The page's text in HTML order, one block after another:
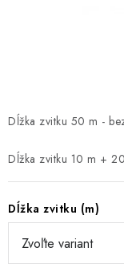
REALIZÁCIE
INŠPIRUJTE SA
Obchodné podmienky
Podmienky ochrany
Formulár na
Dĺžka zvitku 50 m -
Dĺžka zvitku 10 m +
Dĺžka zvitku (m)